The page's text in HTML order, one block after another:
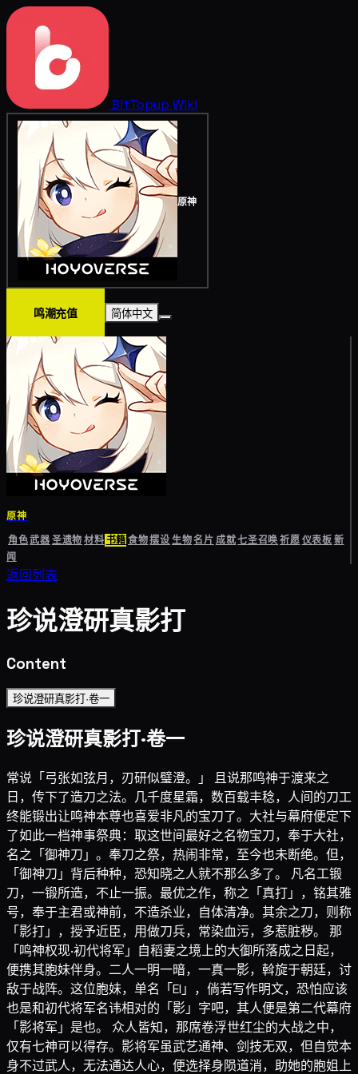
BitTopup Wiki
原神
鸣潮充值 简体中文
原神
角色武器圣遗物材料书籍食物摆设生物名片成就七圣召唤祈愿仪表板新
闻
返回列表
珍说澄研真影打
Content
珍说澄研真影打·卷一
珍说澄研真影打·卷一
常说「弓张如弦月，刃研似璧澄。」 且说那鸣神于渡来之
日，传下了造刀之法。几千度星霜，数百载丰稔，人间的刀工
终能锻出让鸣神本尊也喜爱非凡的宝刀了。大社与幕府便定下
了如此一档神事祭典：取这世间最好之名物宝刀，奉于大社，
名之「御神刀」。奉刀之祭，热闹非常，至今也未断绝。但，
「御神刀」背后种种，恐知晓之人就不那么多了。 凡名工锻
刀，一锻所造，不止一振。最优之作，称之「真打」，铭其雅
号，奉于主君或神前，不造杀业，自体清净。其余之刀，则称
「影打」，授予近臣，用做刀兵，常染血污，多惹脏秽。 那
「鸣神权现·初代将军」自稻妻之境上的大御所落成之日起，
便携其胞妹伴身。二人一明一暗，一真一影，斡旋于朝廷，讨
敌于战阵。这位胞妹，单名「EI」，倘若写作明文，恐怕应该
也是和初代将军名讳相对的「影」字吧，其人便是第二代幕府
「影将军」是也。 众人皆知，那席卷浮世红尘的大战之中，
仅有七神可以得存。影将军虽武艺通神、剑技无双，但自觉本
身不过武人，无法通达人心，便选择身陨道消，助她的胞姐上